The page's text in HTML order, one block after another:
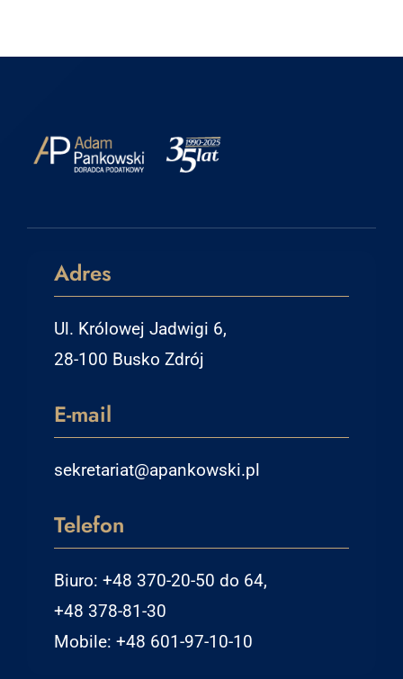
Adres
Ul. Królowej Jadwigi 6,
28-100 Busko Zdrój
E-mail
sekretariat@apankowski.pl
Telefon
Biuro: +48 370-20-50 do 64,
+48 378-81-30
Mobile: +48 601-97-10-10